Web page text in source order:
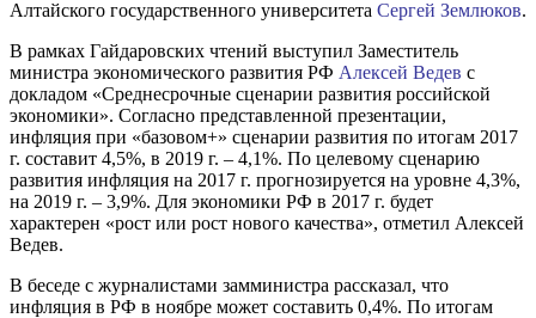
Алтайского государственного университета Сергей Землюков.
В рамках Гайдаровских чтений выступил Заместитель
министра экономического развития РФ Алексей Ведев с
докладом «Среднесрочные сценарии развития российской
экономики». Согласно представленной презентации,
инфляция при «базовом+» сценарии развития по итогам 2017
г. составит 4,5%, в 2019 г. – 4,1%. По целевому сценарию
развития инфляция на 2017 г. прогнозируется на уровне 4,3%,
на 2019 г. – 3,9%. Для экономики РФ в 2017 г. будет
характерен «рост или рост нового качества», отметил Алексей
Ведев.
В беседе с журналистами замминистра рассказал, что
инфляция в РФ в ноябре может составить 0,4%. По итогам